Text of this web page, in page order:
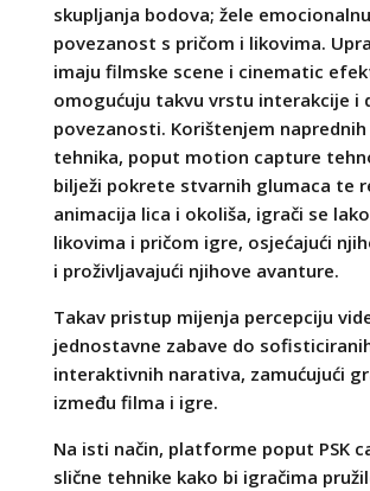
skupljanja bodova; žele emocionalnu
povezanost s pričom i likovima.
imaju filmske scene i cinematic
omogućuju takvu vrstu interakcije i
povezanosti. Korištenjem
tehnika, poput motion capture
bilježi pokrete stvarnih glumaca te
animacija lica i okoliša, igrači se
likovima i pričom igre, osjećajući
i proživljavajući njihove avanture.
Takav pristup mijenja percepciju
jednostavne zabave do
interaktivnih narativa, zamućujući
između filma i igre.
Na isti način, platforme poput PSK
slične tehnike kako bi igračima